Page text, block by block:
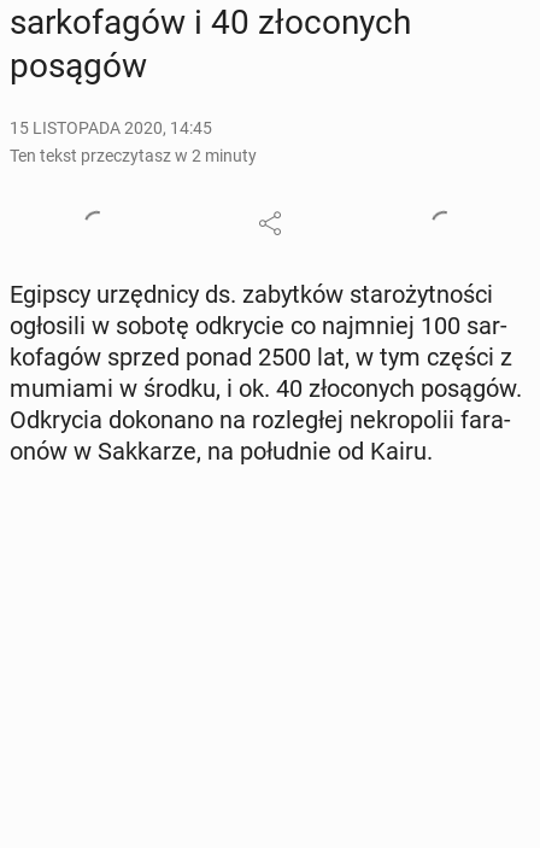
sar­ko­fa­gów i 40 zło­co­nych
posągów
15 LISTOPADA 2020, 14:45
Ten tekst przeczytasz w 2 minuty
Egipscy urzęd­ni­cy ds. za­byt­ków sta­ro­żyt­no­ści
ogło­si­li w sobotę od­kry­cie co naj­mniej 100 sar­
ko­fa­gów sprzed ponad 2500 lat, w tym części z
mumiami w środku, i ok. 40 zło­co­nych posągów.
Od­kry­cia do­ko­na­no na roz­le­głej ne­kro­po­lii fa­ra­
onów w Sak­ka­rze, na po­łu­dnie od Kairu.